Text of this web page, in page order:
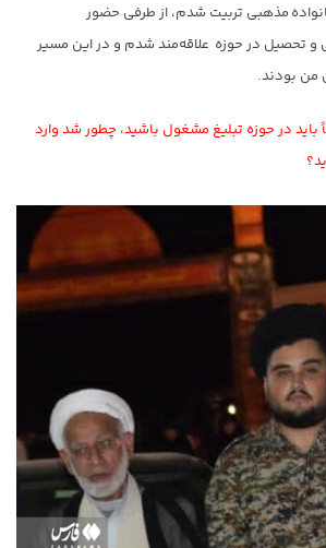
مذهبی تربیت شدم، از طرفی حضور
و تحصیل در حوزه علاقه‌مند شدم و در این مسیر
من بودند.
باید در حوزه تبلیغ مشغول باشید، چطور شد وارد